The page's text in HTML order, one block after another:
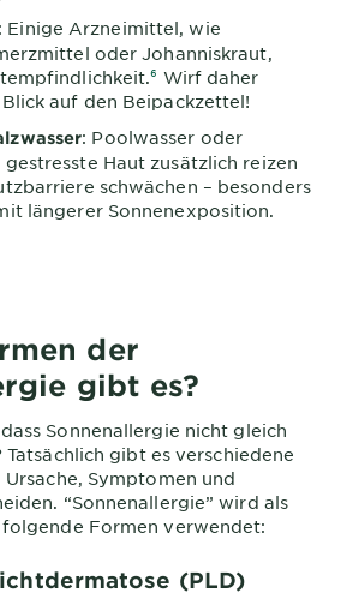
: Einige Arzneimittel, wie
oder Johanniskraut,
⁶ Wirf daher
auf den Beipackzettel!
: Poolwasser oder
gestresste Haut zusätzlich reizen
schwächen – besonders
längerer Sonnenexposition.
der
gibt es?
Sonnenallergie nicht gleich
gibt es verschiedene
Symptomen und
“Sonnenallergie” wird als
Formen verwendet:
(PLD)